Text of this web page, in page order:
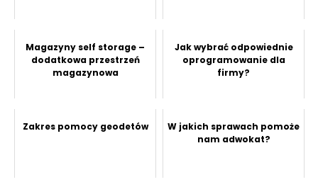
Magazyny self storage –
dodatkowa przestrzeń
magazynowa
Jak wybrać odpowiednie
oprogramowanie dla
firmy?
Zakres pomocy geodetów
W jakich sprawach pomoże
nam adwokat?